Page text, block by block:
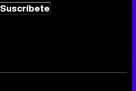
Suscríbete